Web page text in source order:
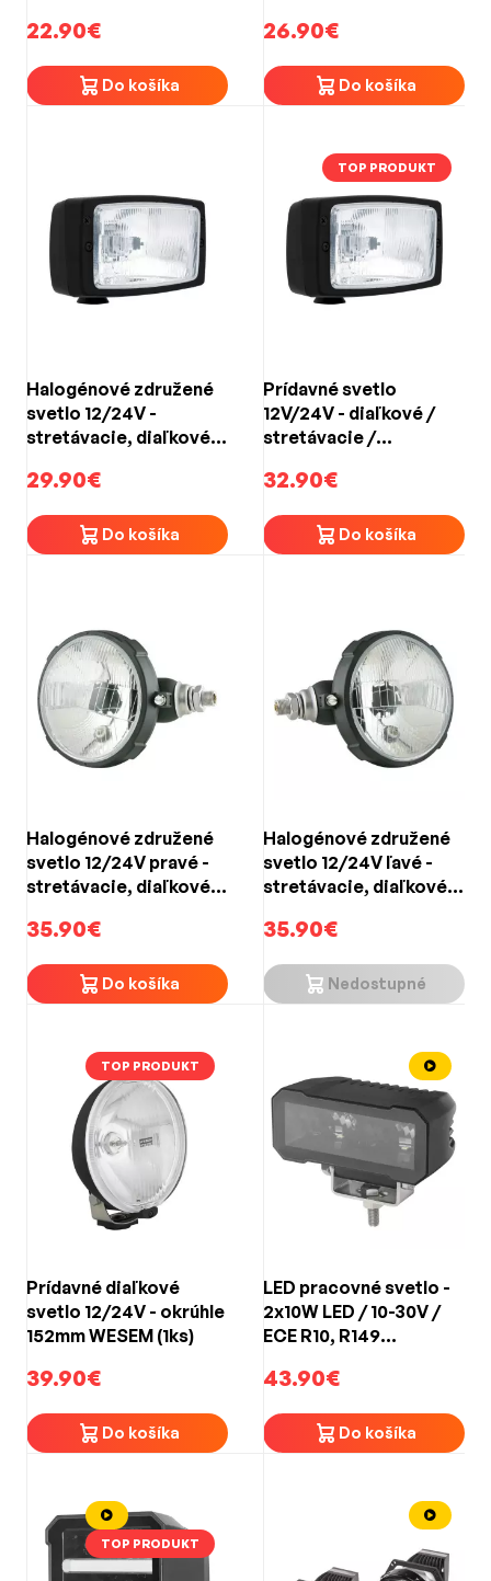
22.90€
Do košíka
26.90€
Do košíka
Halogénové združené
svetlo 12/24V -
stretávacie, diaľkové,
29.90€
Do košíka
TOP PRODUKT
Prídavné svetlo
12V/24V - diaľkové /
stretávacie /
WESEM 25777 (1ks)
32.90€
Do košíka
Halogénové združené
svetlo 12/24V pravé -
stretávacie, diaľkové,
35.90€
Do košíka
Halogénové združené
svetlo 12/24V ľavé -
stretávacie, diaľkové,
35.90€
Nedostupné
TOP PRODUKT
Prídavné diaľkové
svetlo 12/24V - okrúhle
152mm WESEM (1ks)
39.90€
Do košíka
LED pracovné svetlo -
2x10W LED / 10-30V /
ECE R10, R149
43.90€
Do košíka
TOP PRODUKT